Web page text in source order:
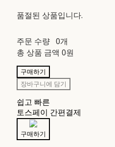
품절된 상품입니다.
주문 수량 0개
총 상품 금액 0원
구매하기
장바구니에 담기
쉽고 빠른
토스페이 간편결제
구매하기